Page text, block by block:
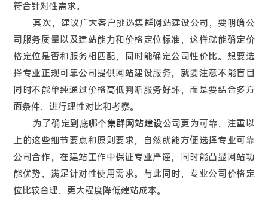
符合针对性需求。
其次，建议广大客户挑选集群网站建设公司，要明确公
司服务质量以及建站能力和价格定位标准，这样就能确定价
格定位是否和服务相匹配，同时能确定公司性价比。想要选
择专业正规可靠公司提供网站建设服务，就要注意不能盲目
同时不能单纯通过价格高低判断服务好坏，而是要结合多方
面条件，进行理性对比和考察。
为了确定到底哪个集群网站建设公司更为可靠，注重以
上的这些细节要点和原则要求，自然就能方便选择专业可靠
公司合作，在建站工作中保证专业严谨，同时能凸显网站功
能优势，满足针对性使用需求。与此同时，专业公司价格定
位比较合理，更大程度降低建站成本。